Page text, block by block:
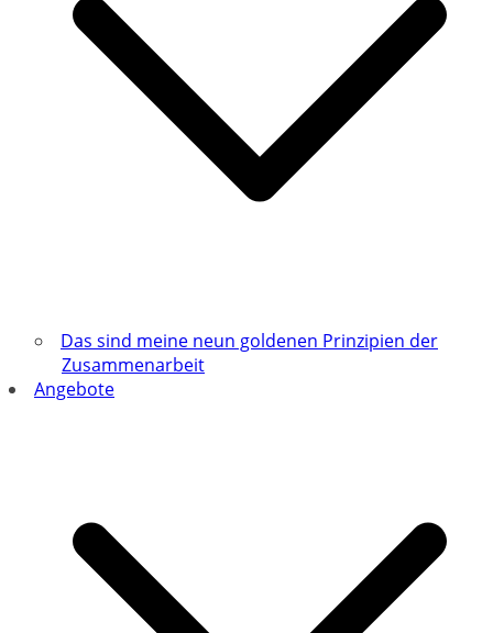
Das sind meine neun goldenen Prinzipien der
Zusammenarbeit
Angebote